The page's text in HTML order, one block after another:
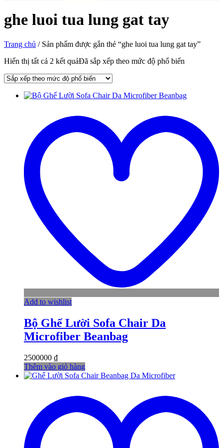
ghe luoi tua lung gat tay
Trang chủ / Sản phẩm được gắn thẻ “ghe luoi tua lung gat tay”
Hiển thị tất cả 2 kết quảĐã sắp xếp theo mức độ phổ biến
Add to wishlist
Bộ Ghế Lười Sofa Chair Da
Microfiber Beanbag
2500000 ₫
Thêm vào giỏ hàng